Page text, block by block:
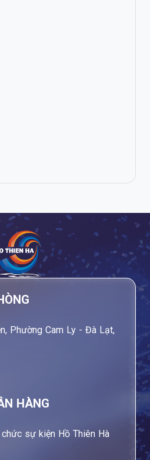
Phường Cam Ly - Đà Lạt,
HÀNG
sự kiện Hồ Thiên Hà